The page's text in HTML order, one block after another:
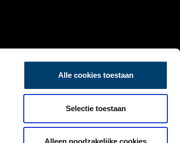
Alle cookies toestaan
Selectie toestaan
Alleen noodzakelijke cookies